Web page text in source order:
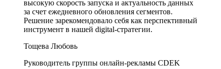
высокую скорость запуска и актуальность данных
за счет ежедневного обновления сегментов.
Решение зарекомендовало себя как перспективный
инструмент в нашей digital-стратегии.
Тощева Любовь
Руководитель группы онлайн-рекламы CDEK